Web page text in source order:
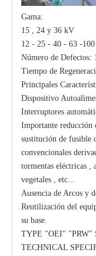
Gama:
15 , 24 y 36 kV
12 - 25 - 40 - 63 -
Número de Defectos:
Tiempo de
Principales
Dispositivo
Interruptores
Importante reducción
sustitución de fusible
convencionales
tormentas eléctricas ,
vegetales , etc...
Ausencia de Arcos y
Reutilización del
su base.
TYPE "OEI" "PRW"
TECHNICAL